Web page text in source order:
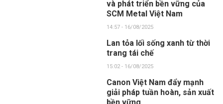
và phát triển bền vững của
SCM Metal Việt Nam
14:57 - 16/08/2025
Lan tỏa lối sống xanh từ thời
trang tái chế
15:02 - 16/08/2025
Canon Việt Nam đẩy mạnh
giải pháp tuần hoàn, sản xuất
bền vững